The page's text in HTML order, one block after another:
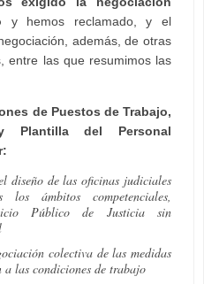
y hemos reclamado, y el
además, de otras
entre las que resumimos las
de Puestos de Trabajo,
Plantilla del Personal
diseño de las oficinas judiciales
ámbitos competenciales,
Público de Justicia sin
colectiva de las medidas
a las condiciones de trabajo